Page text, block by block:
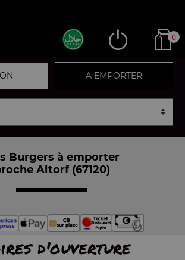
0
A EMPORTER
Burgers à emporter
Altorf (67120)
d'ouverture